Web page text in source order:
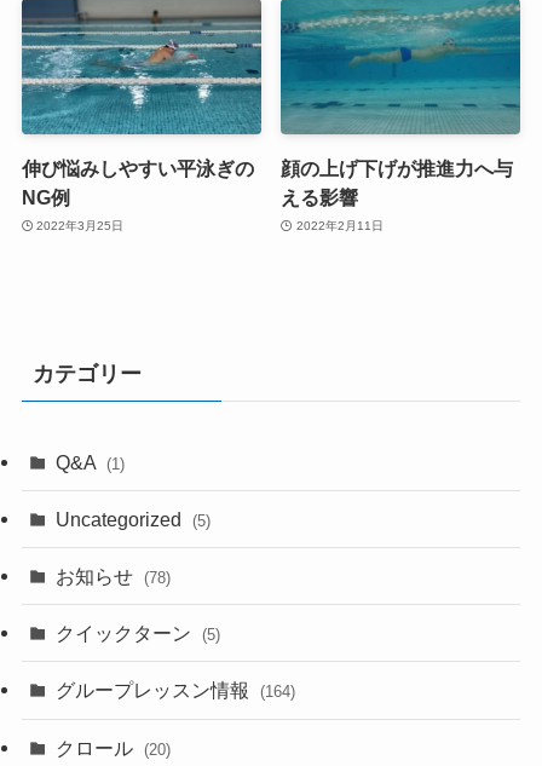
伸び悩みしやすい平泳ぎの
NG例
2022年3月25日
顔の上げ下げが推進力へ与
える影響
2022年2月11日
カテゴリー
Q&A (1)
Uncategorized (5)
お知らせ (78)
クイックターン (5)
グループレッスン情報 (164)
クロール (20)